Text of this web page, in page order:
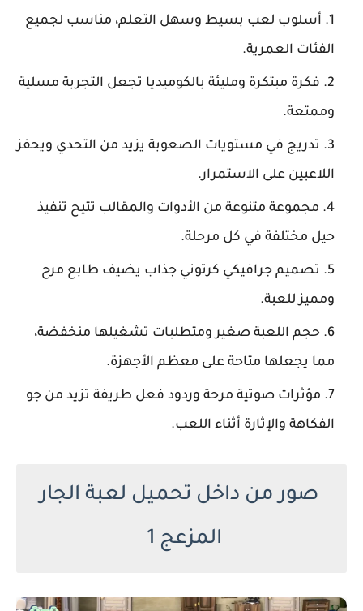
أسلوب لعب بسيط وسهل التعلم، مناسب لجميع
الفئات العمرية.
فكرة مبتكرة ومليئة بالكوميديا تجعل التجربة مسلية
وممتعة.
تدريج في مستويات الصعوبة يزيد من التحدي ويحفز
اللاعبين على الاستمرار.
مجموعة متنوعة من الأدوات والمقالب تتيح تنفيذ
حيل مختلفة في كل مرحلة.
تصميم جرافيكي كرتوني جذاب يضيف طابع مرح
ومميز للعبة.
حجم اللعبة صغير ومتطلبات تشغيلها منخفضة،
مما يجعلها متاحة على معظم الأجهزة.
مؤثرات صوتية مرحة وردود فعل طريفة تزيد من جو
الفكاهة والإثارة أثناء اللعب.
صور من داخل تحميل لعبة الجار
المزعج 1